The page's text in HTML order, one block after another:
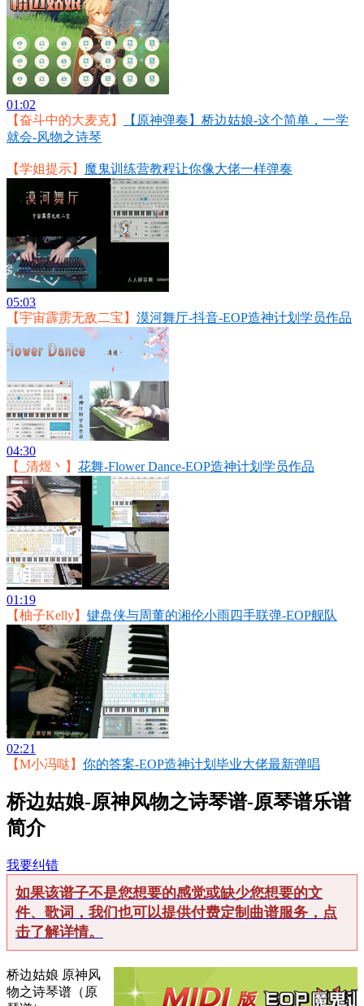
01:02
【奋斗中的大麦克】
【原神弹奏】桥边姑娘-这个简单，一学
就会-风物之诗琴
【学姐提示】 魔鬼训练营教程让你像大佬一样弹奏
05:03
【宇宙霹雳无敌二宝】 漠河舞厅-抖音-EOP造神计划学员作品
04:30
【_清煜丶】 花舞-Flower Dance-EOP造神计划学员作品
01:19
【柚子Kelly】 键盘侠与周董的湘伦小雨四手联弹-EOP舰队
02:21
【M小冯哒】 你的答案-EOP造神计划毕业大佬最新弹唱
桥边姑娘-原神风物之诗琴谱-原琴谱乐谱
简介
我要纠错
如果该谱子不是您想要的感觉或缺少您想要的文
件、歌词，我们也可以提供付费定制曲谱服务，点
击了解详情。
桥边姑娘 原神风
物之诗琴谱（原